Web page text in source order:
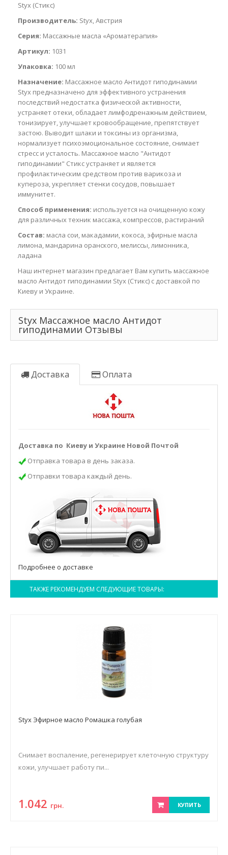
Styx (Стикс)
Производитель: Styx, Австрия
Серия: Массажные масла «Ароматерапия»
Артикул: 1031
Упаковка: 100 мл
Назначение: Массажное масло Антидот гиподинамии
Styx предназначено для эффективного устранения
последствий недостатка физической активности,
устраняет отеки, обладает лимфодренажным действием,
тонизирует, улучшает кровообращение, препятствует
застою. Выводит шлаки и токсины из организма,
нормализует психоэмоциональное состояние, снимает
стресс и усталость. Массажное масло "Антидот
гиподинамии" Стикс устраняет и является
профилактическим средством против варикоза и
купероза, укрепляет стенки сосудов, повышает
иммунитет.
Способ применения: используется на очищенную кожу
для различных техник массажа, компрессов, растираний
Состав: масла сои, макадамии, кокоса, эфирные масла
лимона, мандарина оранского, мелиссы, лимонника,
ладана
Наш интернет магазин предлагает Вам купить массажное
масло Антидот гиподинамии Styx (Стикс) с доставкой по
Киеву и Украине.
Styx Массажное масло Антидот
гиподинамии Отзывы
Доставка Оплата
Доставка по Киеву и Украине Новой Почтой
Отправка товара в день заказа.
Отправки товара каждый день.
Подробнее о доставке
ТАКЖЕ РЕКОМЕНДУЕМ СЛЕДУЮЩИЕ ТОВАРЫ:
Styx Эфирное масло Ромашка голубая
Снимает воспаление, регенерирует клеточную структуру
кожи, улучшает работу пи...
1.042 грн. КУПИТЬ